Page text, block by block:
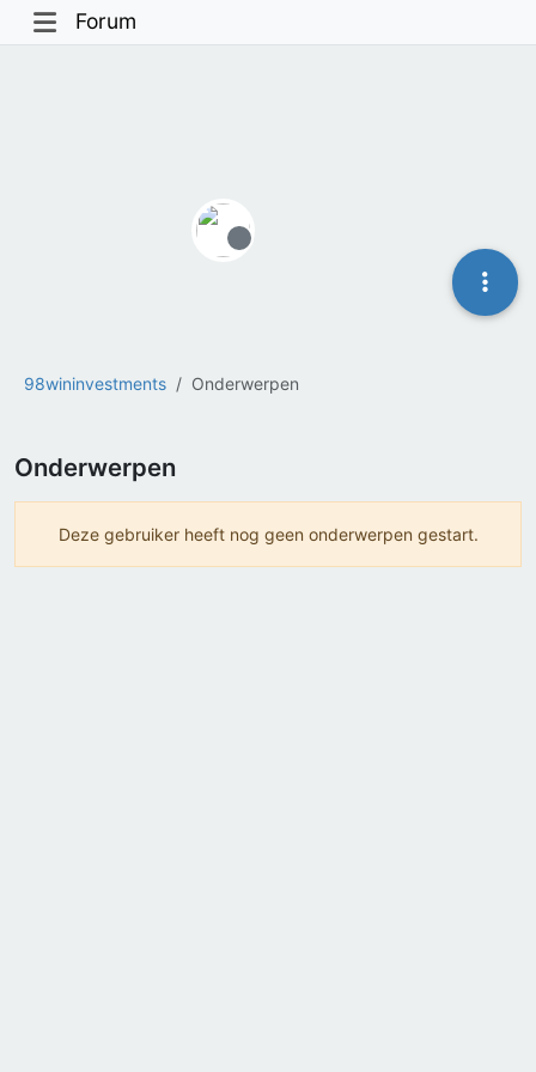
Forum
98wininvestments Onderwerpen
Offline
Onderwerpen
Deze gebruiker heeft nog geen onderwerpen gestart.